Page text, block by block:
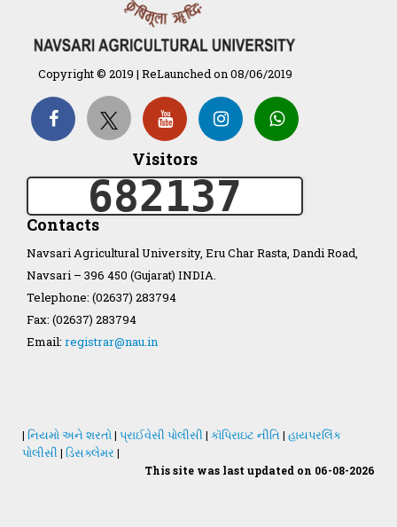
गुणवत्ता युक्त कृषि-शिक्षा एक पहल" - भारतीय
कृषि अनुसंधान परिषद की 25वीं अखिल
Organization Structure
ખેડુત માર્ગદર્શિકા
Accreditation Certificate
NAU Statute(Revised)
Copyright © 2019 | ReLaunched on 08/06/2019
Visitors
682137
Contacts
Navsari Agricultural University, Eru Char Rasta, Dandi Road,
Navsari – 396 450 (Gujarat) INDIA.
Telephone: (02637) 283794
Fax: (02637) 283794
Email: registrar@nau.in
| નિયમો અને શરતો| પ્રાઈવેસી પોલીસી | કૉપિરાઇટ નીતિ | હાયપરલિંક
પોલીસી | ડિસક્લેમર |
This site was last updated on 06-08-2026